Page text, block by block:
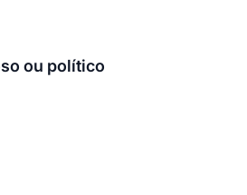
ou político